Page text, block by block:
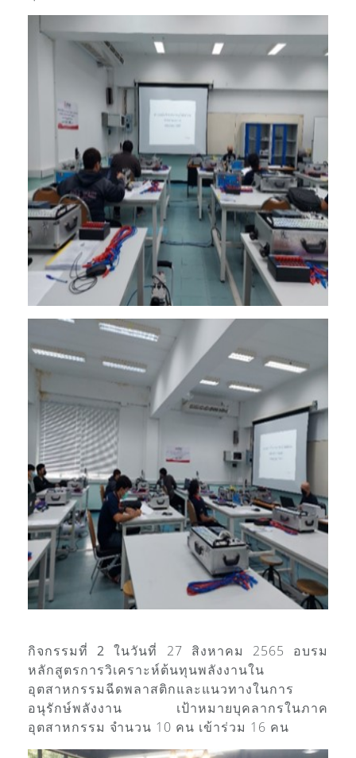
กิจกรรมที่ 2 ในวันที่ 27 สิงหาคม 2565 อบรม
หลักสูตรการวิเคราะห์ต้นทุนพลังงานใน
อุตสาหกรรมฉีดพลาสติกและแนวทางในการ
อนุรักษ์พลังงาน เป้าหมายบุคลากรในภาค
อุตสาหกรรม จำนวน 10 คน เข้าร่วม 16 คน